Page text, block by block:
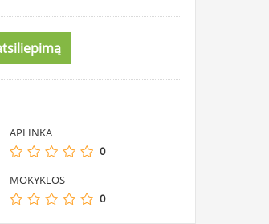
APLINKA
0
MOKYKLOS
0